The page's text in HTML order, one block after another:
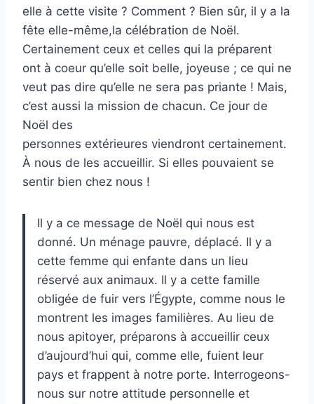
elle à cette visite ? Comment ? Bien sûr, il y a la
fête elle-même,la célébration de Noël.
Certainement ceux et celles qui la préparent
ont à coeur qu’elle soit belle, joyeuse ; ce qui ne
veut pas dire qu’elle ne sera pas priante ! Mais,
c’est aussi la mission de chacun. Ce jour de
Noël des
personnes extérieures viendront certainement.
À nous de les accueillir. Si elles pouvaient se
sentir bien chez nous !
Il y a ce message de Noël qui nous est
donné. Un ménage pauvre, déplacé. Il y a
cette femme qui enfante dans un lieu
réservé aux animaux. Il y a cette famille
obligée de fuir vers l’Égypte, comme nous le
montrent les images familières. Au lieu de
nous apitoyer, préparons à accueillir ceux
d’aujourd’hui qui, comme elle, fuient leur
pays et frappent à notre porte. Interrogeons-
nous sur notre attitude personnelle et